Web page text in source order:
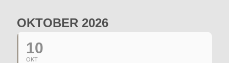
OKTOBER 2026
10
OKT